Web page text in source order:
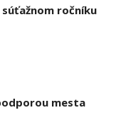
ročníku
mesta